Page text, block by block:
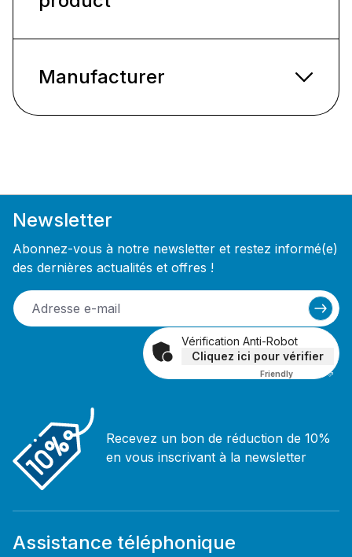
Manufacturer
Newsletter
Abonnez-vous à notre newsletter et restez informé(e)
des dernières actualités et offres !
Vérification Anti-Robot
Cliquez ici pour vérifier
Friendly Captcha ⇗
Recevez un bon de réduction de 10%
en vous inscrivant à la newsletter
Assistance téléphonique